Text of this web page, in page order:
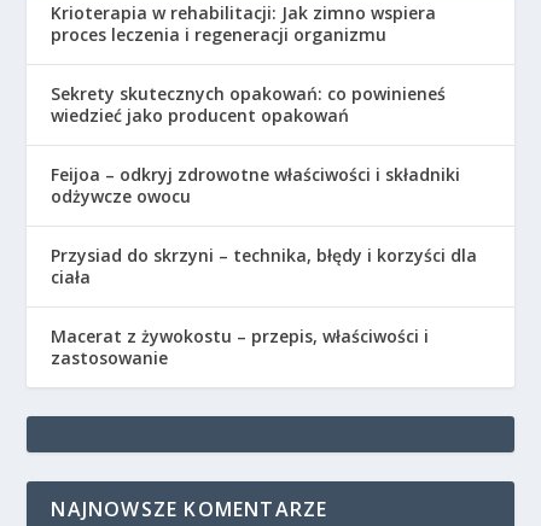
Krioterapia w rehabilitacji: Jak zimno wspiera
proces leczenia i regeneracji organizmu
Sekrety skutecznych opakowań: co powinieneś
wiedzieć jako producent opakowań
Feijoa – odkryj zdrowotne właściwości i składniki
odżywcze owocu
Przysiad do skrzyni – technika, błędy i korzyści dla
ciała
Macerat z żywokostu – przepis, właściwości i
zastosowanie
NAJNOWSZE KOMENTARZE